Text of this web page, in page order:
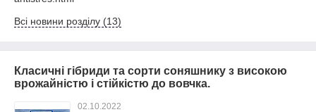
Всі новини розділу (13)
Класичні гібриди та сорти соняшнику з високою
врожайністю і стійкістю до вовчка.
02.10.2022